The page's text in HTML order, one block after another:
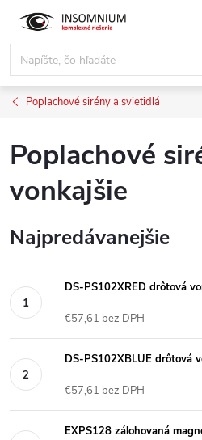
obsah
Poplachové sirény a svietidlá
Poplachové
vonkajšie
Najpredávanejšie
DS-PS102XRED drôtová
€57,61 bez DPH
DS-PS102XBLUE drôtová
€57,61 bez DPH
EXPS128 zálohovaná
www.insomnium.sk - Chat